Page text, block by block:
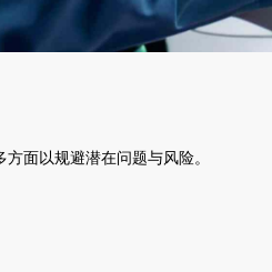
面以规避潜在问题与风险。